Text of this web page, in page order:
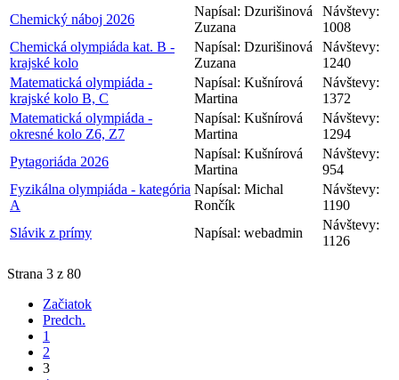
Chemický náboj 2026
Napísal: Dzurišinová
Zuzana
Návštevy:
1008
Chemická olympiáda kat. B -
krajské kolo
Napísal: Dzurišinová
Zuzana
Návštevy:
1240
Matematická olympiáda -
krajské kolo B, C
Napísal: Kušnírová
Martina
Návštevy:
1372
Matematická olympiáda -
okresné kolo Z6, Z7
Napísal: Kušnírová
Martina
Návštevy:
1294
Pytagoriáda 2026
Napísal: Kušnírová
Martina
Návštevy:
954
Fyzikálna olympiáda - kategória
A
Napísal: Michal
Rončík
Návštevy:
1190
Slávik z prímy
Napísal: webadmin
Návštevy:
1126
Strana 3 z 80
Začiatok
Predch.
1
2
3